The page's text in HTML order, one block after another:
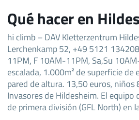
Qué hacer en
hi climb – DAV Kletterzentrum
Lerchenkamp 52, +49 5121
11PM, F 10AM-11PM, Sa,Su
escalada, 1.000m² de superficie de
pared de altura. 13,50 euros, niños
Invasores de Hildesheim. El
de primera división (GFL North) en